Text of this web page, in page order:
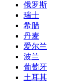
俄罗斯
瑞士
希腊
丹麦
爱尔兰
波兰
葡萄牙
土耳其